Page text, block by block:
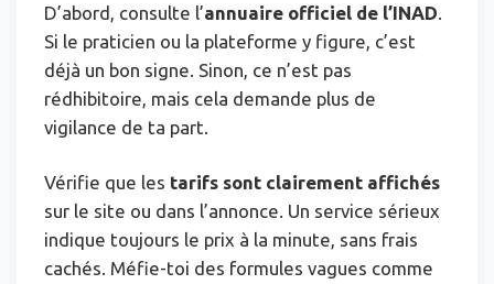
D’abord, consulte l’annuaire officiel de l’INAD
Si le praticien ou la plateforme y figure, c’est
déjà un bon signe. Sinon, ce n’est pas
rédhibitoire, mais cela demande plus de
vigilance de ta part.
Vérifie que les tarifs sont clairement affichés
sur le site ou dans l’annonce. Un service sérieux
indique toujours le prix à la minute, sans frais
cachés. Méfie-toi des formules vagues comme